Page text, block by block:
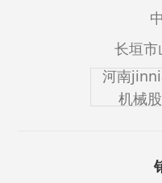
长垣
河南
机械